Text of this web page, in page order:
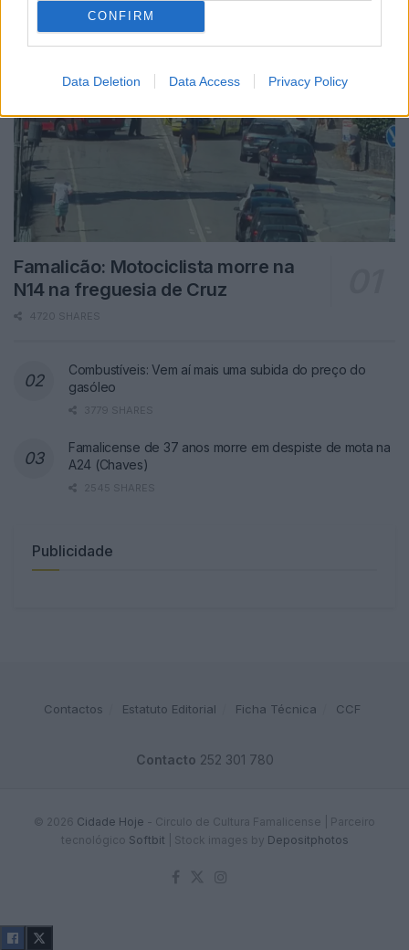
CONFIRM
Data Deletion Data Access Privacy Policy
Famalicão: Motociclista morre na
N14 na freguesia de Cruz
4720 SHARES
Combustíveis: Vem aí mais uma subida do preço do
gasóleo
3779 SHARES
Famalicense de 37 anos morre em despiste de mota na
A24 (Chaves)
2545 SHARES
Publicidade
Contactos Estatuto Editorial Ficha Técnica CCF
Contacto 252 301 780
© 2026 Cidade Hoje - Circulo de Cultura Famalicense | Parceiro
tecnológico Softbit Stock images by Depositphotos